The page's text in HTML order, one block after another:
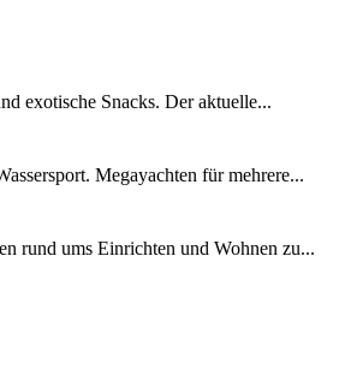
exotische Snacks. Der aktuelle...
Megayachten für mehrere...
rund ums Einrichten und Wohnen zu...